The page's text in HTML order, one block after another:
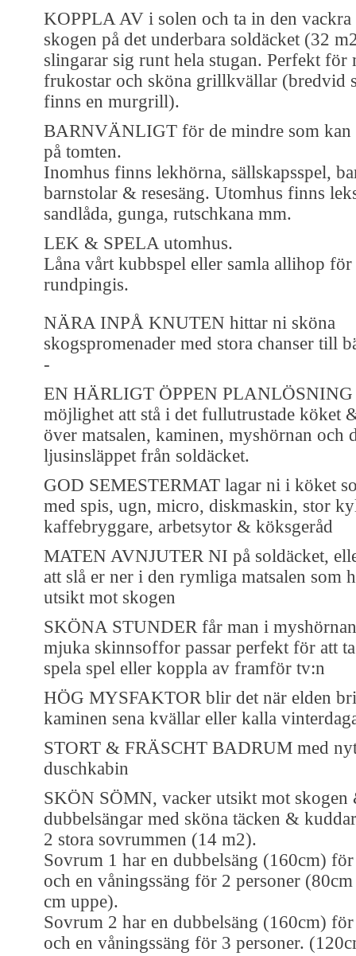
KOPPLA AV i solen och ta in den
skogen på det underbara soldäcket (32
slingarar sig runt hela stugan. Perfekt för
frukostar och sköna grillkvällar (bredvid
finns en murgrill).
BARNVÄNLIGT för de mindre som
på tomten.
Inomhus finns lekhörna, sällskapsspel,
barnstolar & resesäng. Utomhus finns
sandlåda, gunga, rutschkana mm.
LEK & SPELA utomhus.
Låna vårt kubbspel eller samla allihop för
rundpingis.
NÄRA INPÅ KNUTEN hittar ni sköna
skogspromenader med stora chanser till
-
EN HÄRLIGT ÖPPEN PLANLÖSNING
möjlighet att stå i det fullutrustade köket
över matsalen, kaminen, myshörnan och
ljusinsläppet från soldäcket.
GOD SEMESTERMAT lagar ni i köket
med spis, ugn, micro, diskmaskin, stor
kaffebryggare, arbetsytor & köksgeråd
MATEN AVNJUTER NI på soldäcket,
att slå er ner i den rymliga matsalen som
utsikt mot skogen
SKÖNA STUNDER får man i
mjuka skinnsoffor passar perfekt för att
spela spel eller koppla av framför tv:n
HÖG MYSFAKTOR blir det när elden
kaminen sena kvällar eller kalla
STORT & FRÄSCHT BADRUM med
duschkabin
SKÖN SÖMN, vacker utsikt mot skogen
dubbelsängar med sköna täcken &
2 stora sovrummen (14 m2).
Sovrum 1 har en dubbelsäng (160cm)
och en våningssäng för 2 personer
cm uppe).
Sovrum 2 har en dubbelsäng (160cm)
och en våningssäng för 3 personer.